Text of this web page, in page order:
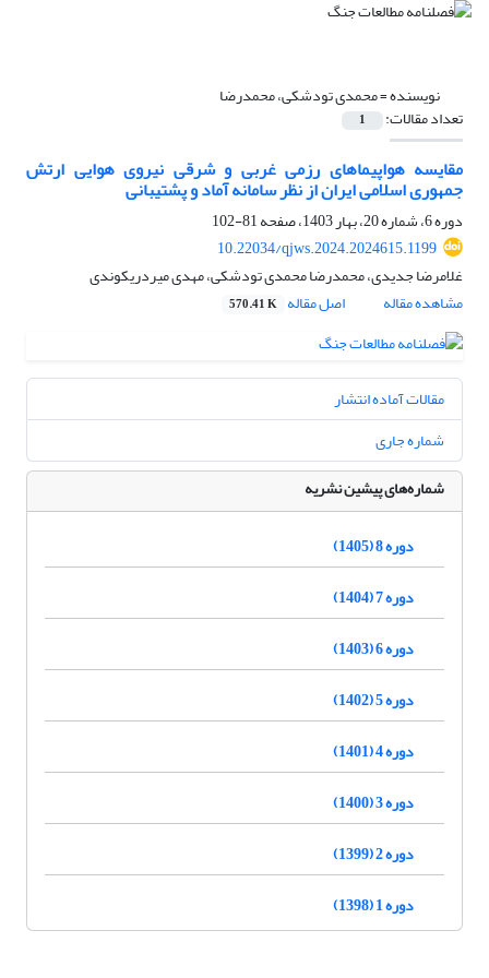
نویسنده =محمدی تودشکی، محمدرضا
تعداد مقالات: 1
مقایسه هواپیماهای رزمی غربی و شرقی نیروی هوایی ارتش
جمهوری اسلامی ایران از نظر سامانه آماد و پشتیبانی
دوره 6، شماره 20، بهار 1403، صفحه
81-102
10.22034/qjws.2024.2024615.1199
غلامرضا جدیدی، محمدرضا محمدی تودشکی، مهدی میردریکوندی
مشاهده مقاله
اصل مقاله 570.41 K
مقالات آماده انتشار
شماره جاری
شماره‌های پیشین نشریه
دوره 8 (1405)
دوره 7 (1404)
دوره 6 (1403)
دوره 5 (1402)
دوره 4 (1401)
دوره 3 (1400)
دوره 2 (1399)
دوره 1 (1398)